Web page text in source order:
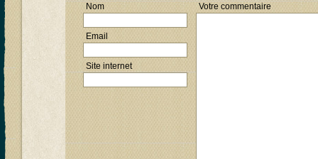
Nom
Email
Site internet
Votre commentaire